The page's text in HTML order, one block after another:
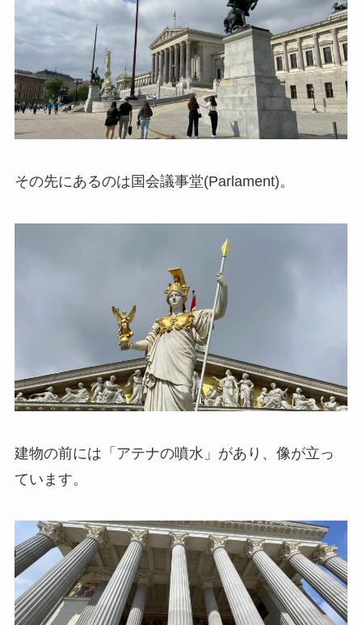
その先にあるのは国会議事堂(Parlament)。
建物の前には「アテナの噴水」があり、像が立っ
ています。